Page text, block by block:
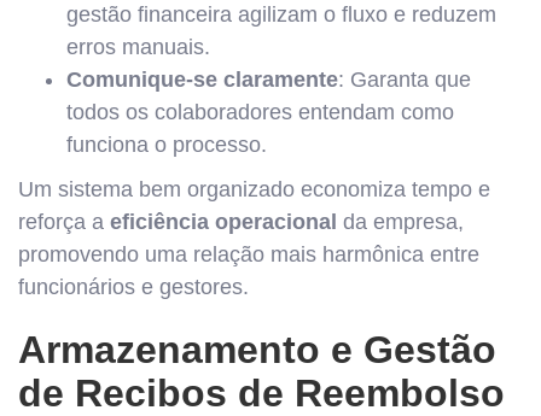
gestão financeira agilizam o fluxo e reduzem
erros manuais.
Comunique-se claramente: Garanta que
todos os colaboradores entendam como
funciona o processo.
Um sistema bem organizado economiza tempo e
reforça a eficiência operacional da empresa,
promovendo uma relação mais harmônica entre
funcionários e gestores.
Armazenamento e Gestão
de Recibos de Reembolso